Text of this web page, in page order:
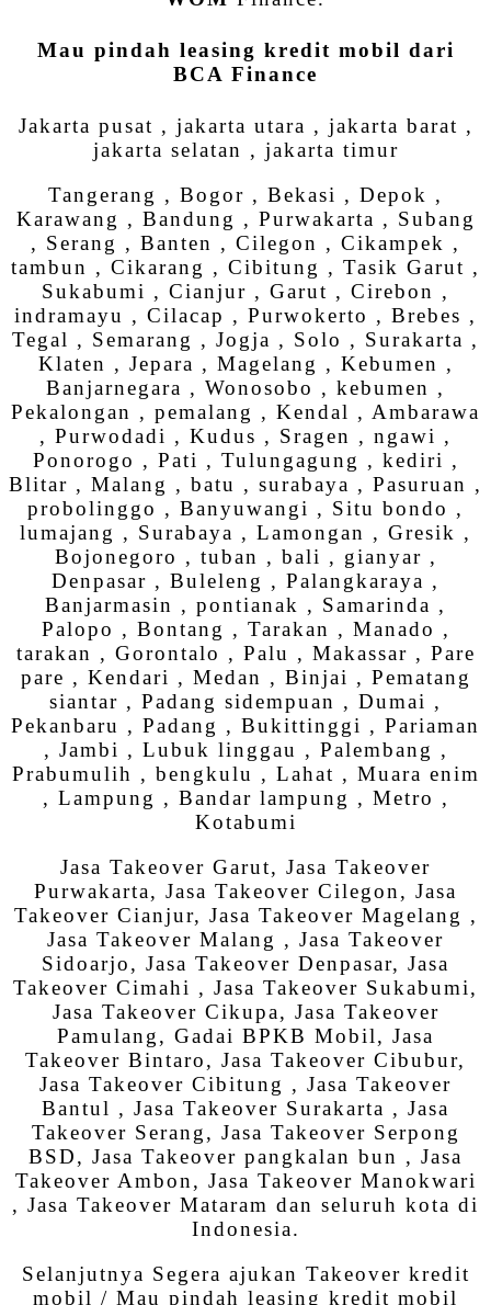
Mau pindah leasing kredit mobil dari
BCA Finance
Jakarta pusat , jakarta utara , jakarta barat ,
jakarta selatan , jakarta timur
Tangerang , Bogor , Bekasi , Depok ,
Karawang , Bandung , Purwakarta , Subang
, Serang , Banten , Cilegon , Cikampek ,
tambun , Cikarang , Cibitung , Tasik Garut ,
Sukabumi , Cianjur , Garut , Cirebon ,
indramayu , Cilacap , Purwokerto , Brebes ,
Tegal , Semarang , Jogja , Solo , Surakarta ,
Klaten , Jepara , Magelang , Kebumen ,
Banjarnegara , Wonosobo , kebumen ,
Pekalongan , pemalang , Kendal , Ambarawa
, Purwodadi , Kudus , Sragen , ngawi ,
Ponorogo , Pati , Tulungagung , kediri ,
Blitar , Malang , batu , surabaya , Pasuruan ,
probolinggo , Banyuwangi , Situ bondo ,
lumajang , Surabaya , Lamongan , Gresik ,
Bojonegoro , tuban , bali , gianyar ,
Denpasar , Buleleng , Palangkaraya ,
Banjarmasin , pontianak , Samarinda ,
Palopo , Bontang , Tarakan , Manado ,
tarakan , Gorontalo , Palu , Makassar , Pare
pare , Kendari , Medan , Binjai , Pematang
siantar , Padang sidempuan , Dumai ,
Pekanbaru , Padang , Bukittinggi , Pariaman
, Jambi , Lubuk linggau , Palembang ,
Prabumulih , bengkulu , Lahat , Muara enim
, Lampung , Bandar lampung , Metro ,
Kotabumi
Jasa Takeover Garut, Jasa Takeover
Purwakarta, Jasa Takeover Cilegon, Jasa
Takeover Cianjur, Jasa Takeover Magelang ,
Jasa Takeover Malang , Jasa Takeover
Sidoarjo, Jasa Takeover Denpasar, Jasa
Takeover Cimahi , Jasa Takeover Sukabumi,
Jasa Takeover Cikupa, Jasa Takeover
Pamulang, Gadai BPKB Mobil, Jasa
Takeover Bintaro, Jasa Takeover Cibubur,
Jasa Takeover Cibitung , Jasa Takeover
Bantul , Jasa Takeover Surakarta , Jasa
Takeover Serang, Jasa Takeover Serpong
BSD, Jasa Takeover pangkalan bun , Jasa
Takeover Ambon, Jasa Takeover Manokwari
, Jasa Takeover Mataram dan seluruh kota di
Indonesia.
Selanjutnya Segera ajukan Takeover kredit
mobil / Mau pindah leasing kredit mobil